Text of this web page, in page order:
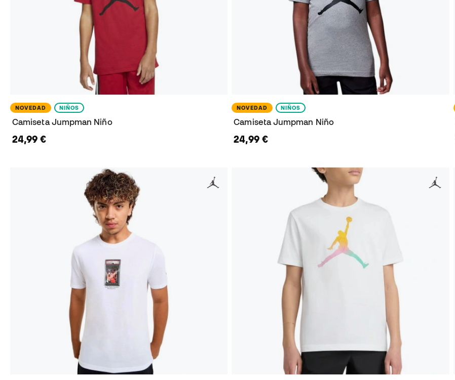
NOVEDAD NIÑOS
Camiseta Jumpman Niño
24,99 €
NOVEDAD NIÑOS
Camiseta Jumpman Niño
24,99 €